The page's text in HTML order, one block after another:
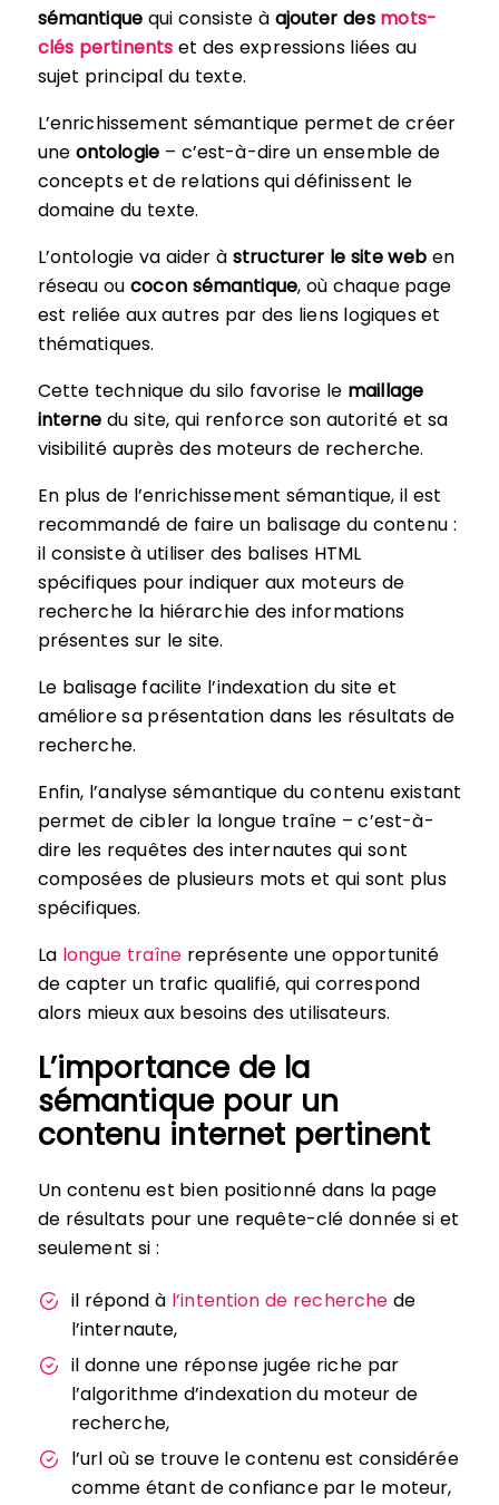
sémantique qui consiste à ajouter des mots-
clés pertinents et des expressions liées au
sujet principal du texte.
L’enrichissement sémantique permet de créer
une ontologie – c’est-à-dire un ensemble de
concepts et de relations qui définissent le
domaine du texte.
L’ontologie va aider àstructurer le site weben
réseau oucocon sémantique, où chaque page
est reliée aux autres par des liens logiques et
thématiques.
Cette technique du silo favorise le maillage
interne du site, qui renforce son autorité et sa
visibilité auprès des moteurs de recherche.
En plus de l’enrichissement sémantique, il est
recommandé de faire un balisage du contenu :
il consiste à utiliser des balises HTML
spécifiques pour indiquer aux moteurs de
recherche la hiérarchie des informations
présentes sur le site.
Le balisage facilite l’indexation du site et
améliore sa présentation dans les résultats de
recherche.
Enfin, l’analyse sémantique du contenu existant
permet de cibler la longue traîne – c’est-à-
dire les requêtes des internautes qui sont
composées de plusieurs mots et qui sont plus
spécifiques.
La longue traîne représente une opportunité
de capter un trafic qualifié, qui correspond
alors mieux aux besoins des utilisateurs.
L’importance de la
sémantique pour un
contenu internet pertinent
Un contenu est bien positionné dans la page
de résultats pour une requête-clé donnée si et
seulement si :
il répond à l’intention de recherche de
l’internaute,
il donne une réponse jugée riche par
l’algorithme d’indexation du moteur de
recherche,
l’url où se trouve le contenu est considérée
comme étant de confiance par le moteur,